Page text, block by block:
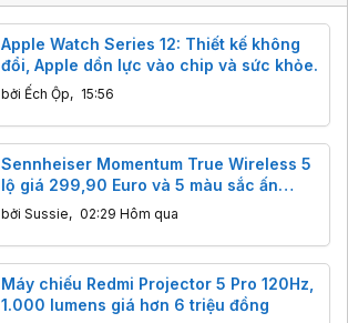
Apple Watch Series 12: Thiết kế không
đổi, Apple dồn lực vào chip và sức khỏe.
bởi Ếch Ộp, 15:56
Sennheiser Momentum True Wireless 5
lộ giá 299,90 Euro và 5 màu sắc ấn
tượng
bởi Sussie, 02:29 Hôm qua
Máy chiếu Redmi Projector 5 Pro 120Hz,
1.000 lumens giá hơn 6 triệu đồng